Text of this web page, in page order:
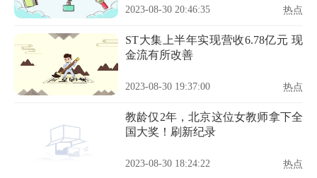
2023-08-30 20:46:35 热点
ST大集上半年实现营收6.78亿元 现
金流有所改善
2023-08-30 19:37:00 热点
教龄仅2年，北京这位女教师拿下全
国大奖！刷新纪录
2023-08-30 18:24:22 热点